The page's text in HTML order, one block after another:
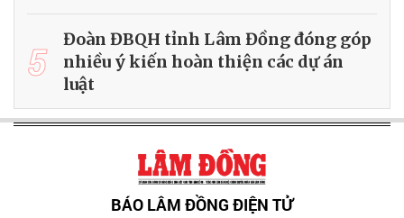
5
Đoàn ĐBQH tỉnh Lâm Đồng đóng góp
nhiều ý kiến hoàn thiện các dự án
luật
BÁO LÂM ĐỒNG ĐIỆN TỬ